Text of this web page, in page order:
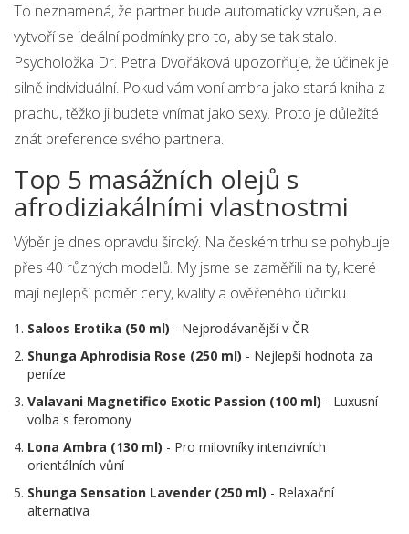
To neznamená, že partner bude automaticky vzrušen, ale
vytvoří se ideální podmínky pro to, aby se tak stalo.
Psycholožka Dr. Petra Dvořáková upozorňuje, že účinek je
silně individuální. Pokud vám voní ambra jako stará kniha z
prachu, těžko ji budete vnímat jako sexy. Proto je důležité
znát preference svého partnera.
Top 5 masážních olejů s
afrodiziakálními vlastnostmi
Výběr je dnes opravdu široký. Na českém trhu se pohybuje
přes 40 různých modelů. My jsme se zaměřili na ty, které
mají nejlepší poměr ceny, kvality a ověřeného účinku.
Saloos Erotika (50 ml) - Nejprodávanější v ČR
Shunga Aphrodisia Rose (250 ml) - Nejlepší hodnota za
peníze
Valavani Magnetifico Exotic Passion (100 ml) - Luxusní
volba s feromony
Lona Ambra (130 ml) - Pro milovníky intenzivních
orientálních vůní
Shunga Sensation Lavender (250 ml) - Relaxační
alternativa